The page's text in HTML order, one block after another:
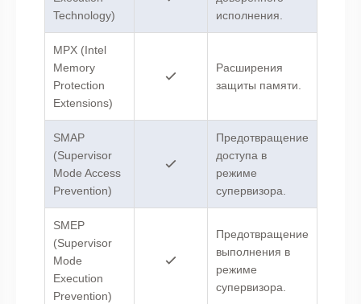
Technology)
исполнения.
MPX (Intel
Memory
Protection
Extensions)
Расширения
защиты памяти.
SMAP
(Supervisor
Mode Access
Prevention)
Предотвращение
доступа в
режиме
супервизора.
SMEP
(Supervisor
Mode
Execution
Prevention)
Предотвращение
выполнения в
режиме
супервизора.